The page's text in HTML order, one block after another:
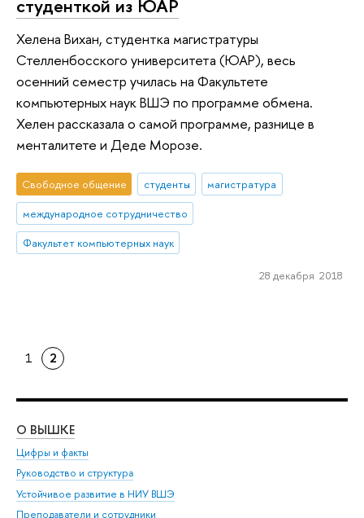
студенткой из ЮАР
Хелена Вихан, студентка магистратуры
Стелленбосского университета (ЮАР), весь
осенний семестр училась на Факультете
компьютерных наук ВШЭ по программе обмена.
Хелен рассказала о самой программе, разнице в
менталитете и Деде Морозе.
Свободное общение студенты
магистратура
международное сотрудничество
Факультет компьютерных наук
28 декабря 2018
1 2
О ВЫШКЕ
Цифры и факты
Руководство и структура
Устойчивое развитие в НИУ ВШЭ
Преподаватели и сотрудники